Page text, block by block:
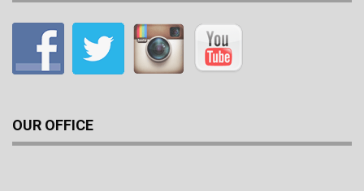
OUR OFFICE